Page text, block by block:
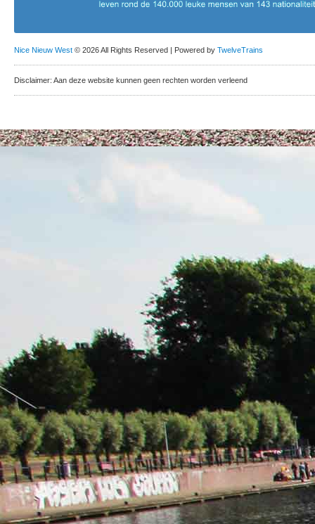
Nice Nieuw West © 2026 All Rights Reserved | Powered by TwelveTrains
Disclaimer: Aan deze website kunnen geen rechten worden verleend